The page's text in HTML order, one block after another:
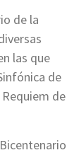
de la
las que
de
de